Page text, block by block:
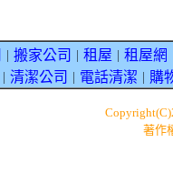
搬家公司 租屋 租屋網
清潔公司 電話清潔 購
著作